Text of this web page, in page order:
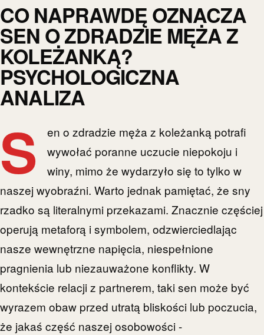
CO NAPRAWDĘ OZNACZA
SEN O ZDRADZIE MĘŻA Z
KOLEŻANKĄ?
PSYCHOLOGICZNA
ANALIZA
S
en o zdradzie męża z koleżanką potrafi
wywołać poranne uczucie niepokoju i
winy, mimo że wydarzyło się to tylko w
naszej wyobraźni. Warto jednak pamiętać, że sny
rzadko są literalnymi przekazami. Znacznie częściej
operują metaforą i symbolem, odzwierciedlając
nasze wewnętrzne napięcia, niespełnione
pragnienia lub niezauważone konflikty. W
kontekście relacji z partnerem, taki sen może być
wyrazem obaw przed utratą bliskości lub poczucia,
że jakaś część naszej osobowości -